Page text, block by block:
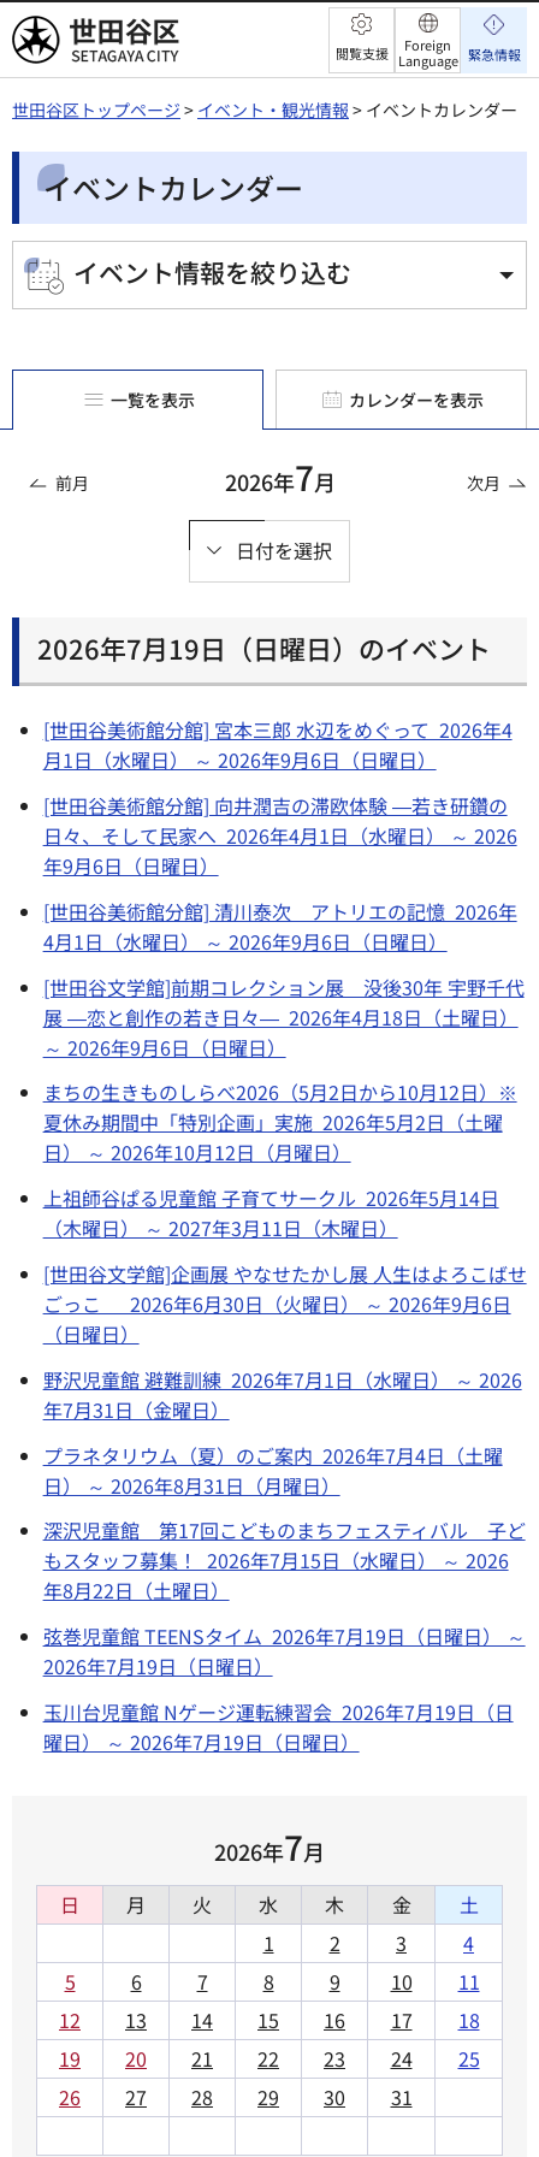
世田谷区 閲覧支援
Foreign
Language 緊急情報
世田谷区トップページ > イベント・観光情報 > イベントカレンダー
イベントカレンダー
イベント情報を絞り込む
一覧を表示 カレンダーを表示
前月 2026年7月
日付を選択
次月
2026年7月19日（日曜日）のイベント
[世田谷美術館分館] 宮本三郎 水辺をめぐって 2026年4
月1日（水曜日） ～ 2026年9月6日（日曜日）
[世田谷美術館分館] 向井潤吉の滞欧体験 ―若き研鑽の
日々、そして民家へ 2026年4月1日（水曜日） ～ 2026
年9月6日（日曜日）
[世田谷美術館分館] 清川泰次 アトリエの記憶 2026年
4月1日（水曜日） ～ 2026年9月6日（日曜日）
[世田谷文学館]前期コレクション展 没後30年 宇野千代
展 ―恋と創作の若き日々― 2026年4月18日（土曜日）
～ 2026年9月6日（日曜日）
まちの生きものしらべ2026（5月2日から10月12日）※
夏休み期間中「特別企画」実施 2026年5月2日（土曜
日） ～ 2026年10月12日（月曜日）
上祖師谷ぱる児童館 子育てサークル 2026年5月14日
（木曜日） ～ 2027年3月11日（木曜日）
[世田谷文学館]企画展 やなせたかし展 人生はよろこばせ
ごっこ 2026年6月30日（火曜日） ～ 2026年9月6日
（日曜日）
野沢児童館 避難訓練 2026年7月1日（水曜日） ～ 2026
年7月31日（金曜日）
プラネタリウム（夏）のご案内 2026年7月4日（土曜
日） ～ 2026年8月31日（月曜日）
深沢児童館 第17回こどものまちフェスティバル 子ど
もスタッフ募集！ 2026年7月15日（水曜日） ～ 2026
年8月22日（土曜日）
弦巻児童館 TEENSタイム 2026年7月19日（日曜日） ～
2026年7月19日（日曜日）
玉川台児童館 Nゲージ運転練習会 2026年7月19日（日
曜日） ～ 2026年7月19日（日曜日）
2026年7月
日 月 火 水 木 金
土
1
2 3
4
5
6 7 8 9 10
11
12
13 14 15 16 17
18
19
20 21 22 23 24
25
26
27 28 29 30 31